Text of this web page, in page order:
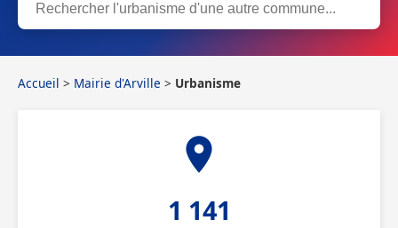
Accueil > Mairie d'Arville > Urbanisme
1 141